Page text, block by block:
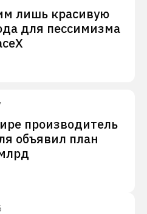
лишь красивую
для пессимизма
производитель
объявил план